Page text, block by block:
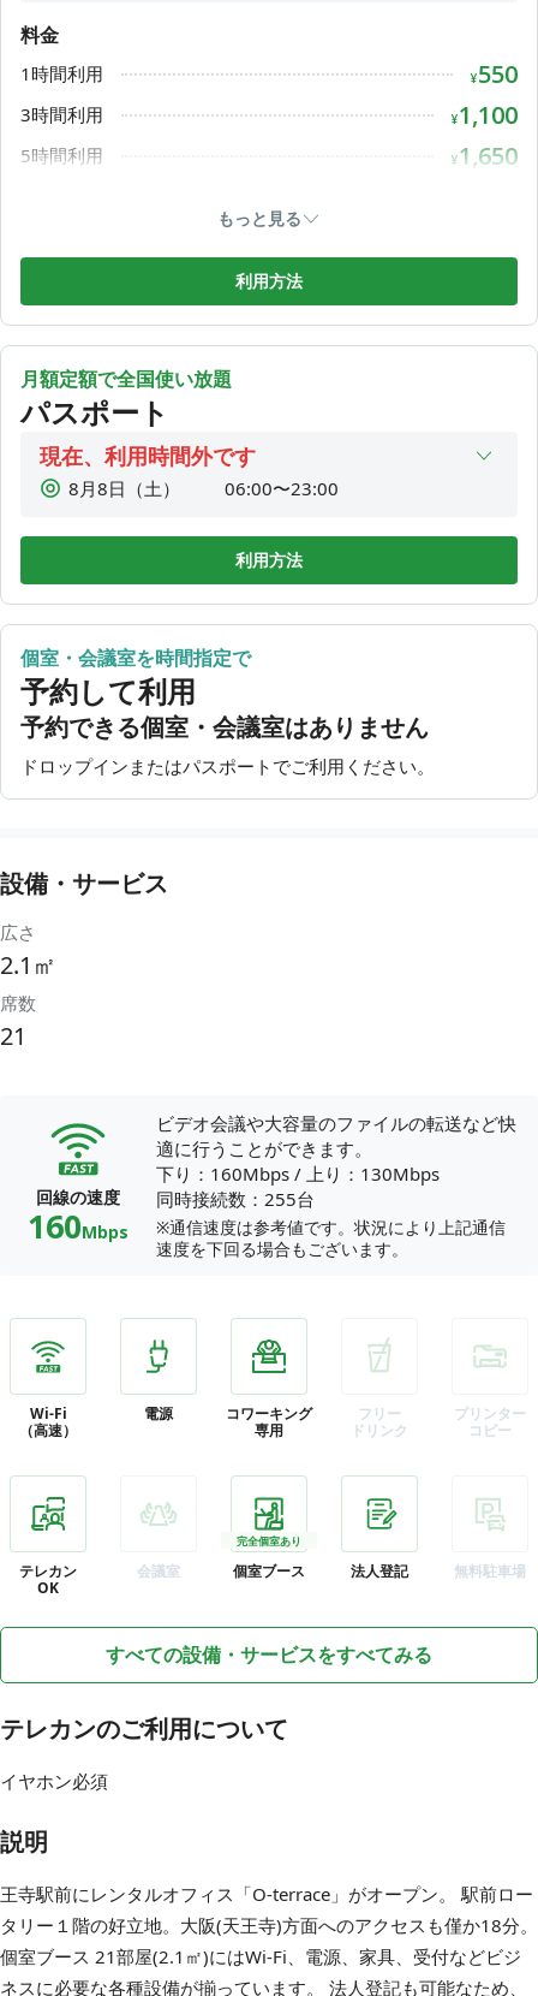
・コンセント完備（AC×１、USB TYPE-A×１）
・お手洗いは小籠包本舗と共用
・空気清浄機２台常時稼働
■施設内の飲食について
8月11日（火）
06:00〜23:00
8月12日（水）
06:00〜23:00
8月13日（木）
料金
1時間利用 ¥550
3時間利用 ¥1,100
5時間利用 ¥1,650
もっと見る
利用方法
月額定額で全国使い放題
パスポート
現在、利用時間外です
8月8日（土）
06:00〜23:00
06:00〜23:00
8月11日（火）
06:00〜23:00
8月12日（水）
06:00〜23:00
8月13日（木）
06:00〜23:00
8月14日（金）
利用方法
個室・会議室を時間指定で
予約して利用
予約できる個室・会議室はありません
ドロップインまたはパスポートでご利用ください。
設備・サービス
広さ
2.1㎡
席数
21
回線の速度
160Mbps
ビデオ会議や大容量のファイルの転送など快
適に行うことができます。
下り：160Mbps / 上り：130Mbps
同時接続数：255台
※通信速度は参考値です。状況により上記通信
速度を下回る場合もございます。
Wi-Fi
（高速）
電源
コワーキング
専用
フリー
ドリンク
プリンター
コピー
テレカン
OK
会議室 個室ブース
完全個室あり
法人登記 無料駐車場
すべての設備・サービスをすべてみる
テレカンのご利用について
イヤホン必須
説明
王寺駅前にレンタルオフィス「O-terrace」がオープン。 駅前ロー
タリー１階の好立地。大阪(天王寺)方面へのアクセスも僅か18分。
個室ブース 21部屋(2.1㎡)にはWi-Fi、電源、家具、受付などビジ
ネスに必要な各種設備が揃っています。 法人登記も可能なため、